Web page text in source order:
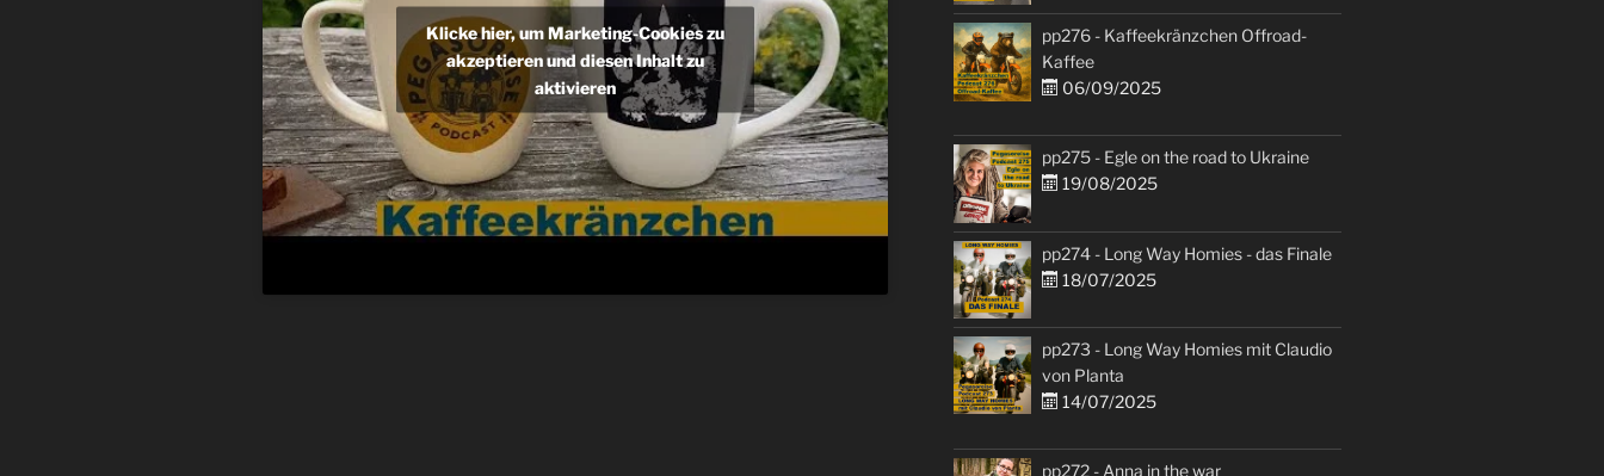
Klicke hier, um Marketing-Cookies zu
akzeptieren und diesen Inhalt zu
aktivieren
pp276 - Kaffeekränzchen Offroad-
Kaffee
06/09/2025
pp275 - Egle on the road to Ukraine
19/08/2025
pp274 - Long Way Homies - das Finale
18/07/2025
pp273 - Long Way Homies mit Claudio
von Planta
14/07/2025
pp272 - Anna in the war